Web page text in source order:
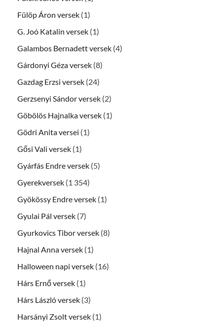
Fülöp Áron versek (1)
G. Joó Katalin versek (1)
Galambos Bernadett versek (4)
Gárdonyi Géza versek (8)
Gazdag Erzsi versek (24)
Gerzsenyi Sándor versek (2)
Göbölös Hajnalka versek (1)
Gödri Anita versei (1)
Gősi Vali versek (1)
Gyárfás Endre versek (5)
Gyerekversek (1 354)
Gyökössy Endre versek (1)
Gyulai Pál versek (7)
Gyurkovics Tibor versek (8)
Hajnal Anna versek (1)
Halloween napi versek (16)
Hárs Ernő versek (1)
Hárs László versek (3)
Harsányi Zsolt versek (1)